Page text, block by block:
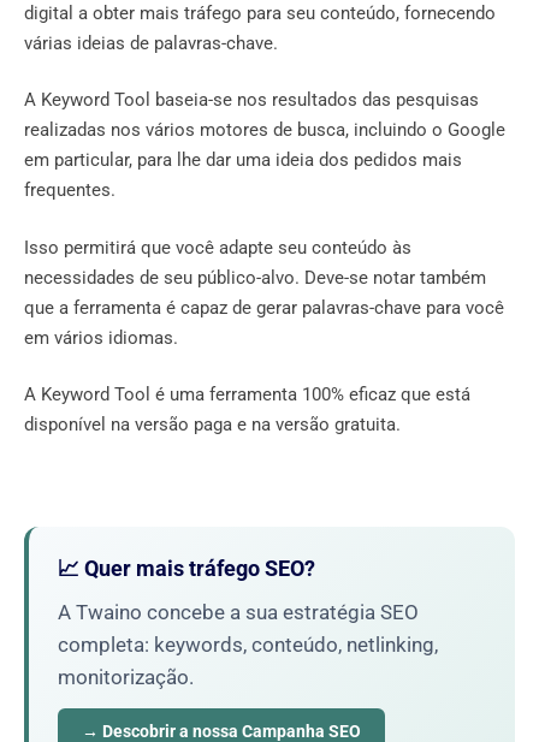
digital a obter mais tráfego para seu conteúdo, fornecendo
várias ideias de palavras-chave.
A Keyword Tool baseia-se nos resultados das pesquisas
realizadas nos vários motores de busca, incluindo o Google
em particular, para lhe dar uma ideia dos pedidos mais
frequentes.
Isso permitirá que você adapte seu conteúdo às
necessidades de seu público-alvo. Deve-se notar também
que a ferramenta é capaz de gerar palavras-chave para você
em vários idiomas.
A Keyword Tool é uma ferramenta 100% eficaz que está
disponível na versão paga e na versão gratuita.
📈 Quer mais tráfego SEO?
A Twaino concebe a sua estratégia SEO
completa: keywords, conteúdo, netlinking,
monitorização.
→ Descobrir a nossa Campanha SEO